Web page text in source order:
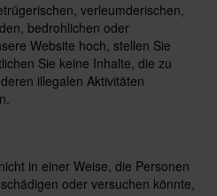
verleumderischen,
bedrohlichen oder
Website hoch, stellen Sie
Sie keine Inhalte, die zu
illegalen Aktivitäten
in einer Weise, die Personen
oder versuchen könnte,